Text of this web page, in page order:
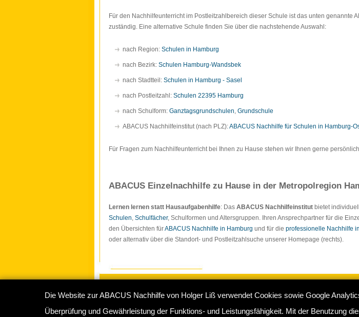
Für den Nachhilfeunterricht im Postleitzahlbereich dieser Schule ist das unten genannte
zuständig. Eine alternative Schule finden Sie über die nachstehende Auswahl:
nach Region: Schulen in Hamburg
nach Bezirk: Schulen Hamburg-Wandsbek
nach Stadtteil: Schulen in Hamburg - Sasel
nach Postleitzahl: Schulen 22395 Hamburg
nach Schulform: Ganztagsgrundschulen, Grundschule
ABACUS Nachhilfeinstitut (nach PLZ):ABACUS Nachhilfe für Schulen in Hamburg-
Für Fragen zum Nachhilfeunterricht bei Ihnen zu Hause stehen wir Ihnen gerne
ABACUS Einzelnachhilfe zu Hause in der Metropolregion
Lernen lernen statt Hausaufgabenhilfe: Das ABACUS Nachhilfeinstitut bietet
Schulen, Schulfächer, Schulformen und Altersgruppen. Ihren Ansprechpartner für die
den Übersichten fürABACUS Nachhilfe in Hamburg und für die professionelle Nachhilfe
oder alternativ über die Standort- und Postleitzahlsuche unserer Homepage (rechts).
Copyright © 2009-2026ABACUS Nachhilfe Hamburg:Impressum/Sitemap/
Abacus Nachhilfeinstitut Hamburg, Sperberkamp 16 b, 22175 Hamburg - Telefon: 040 -
Die Website zur ABACUS Nachhilfe von Holger Liß verwendet Cookies sowie Google
Überprüfung und Gewährleistung der Funktions- und Leistungsfähigkeit. Mit der Benutzung